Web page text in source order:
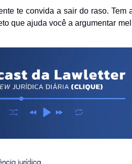
te convida a sair do raso. Tem
que ajuda você a argumentar